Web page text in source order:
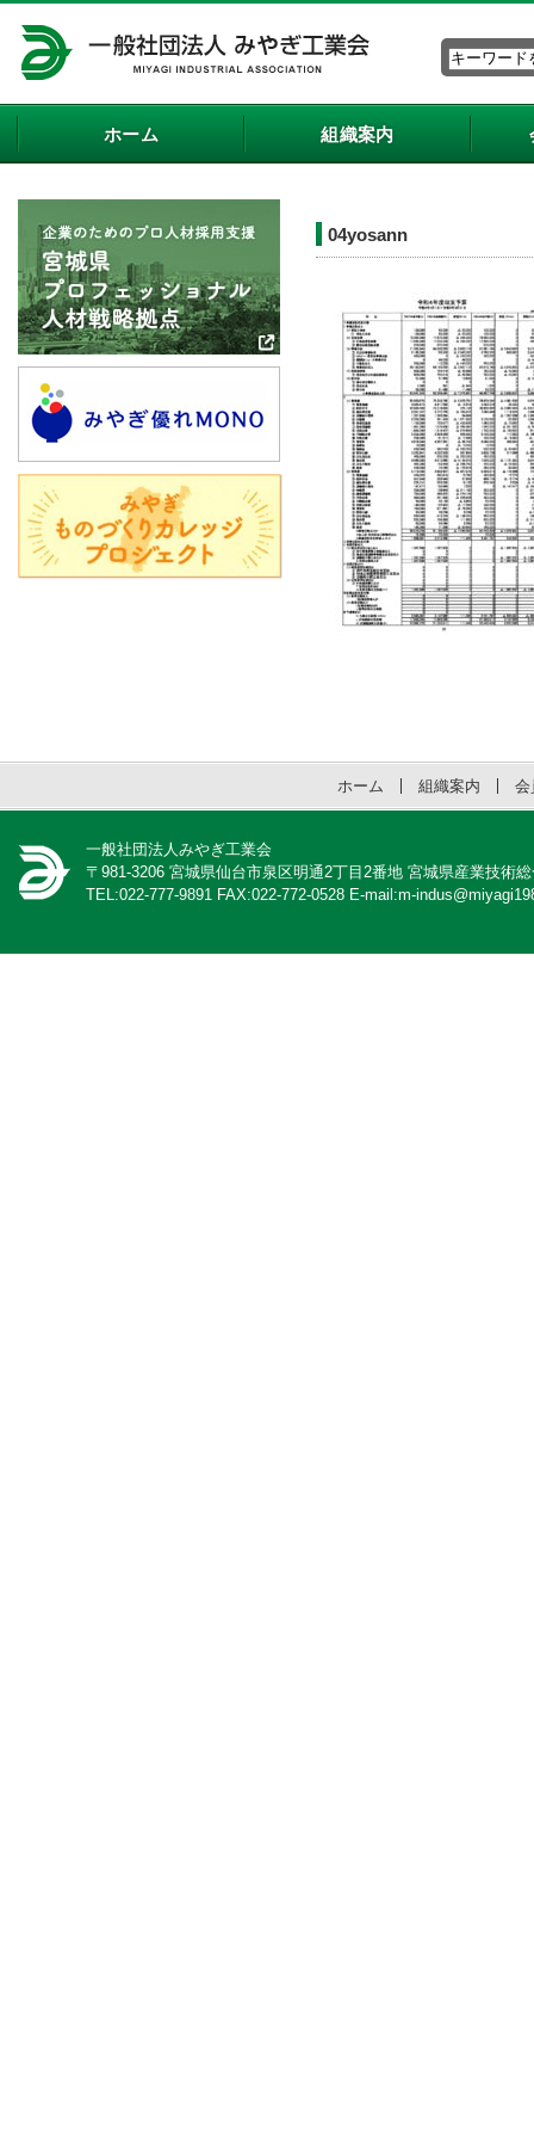
ホーム 組織案内
04yosann
ホーム 組織案内 会
一般社団法人みやぎ工業会
〒981-3206 宮城県仙台市泉区明通2丁目2番地 宮城県産業技術
TEL:022-777-9891 FAX:022-772-0528 E-mail:m-